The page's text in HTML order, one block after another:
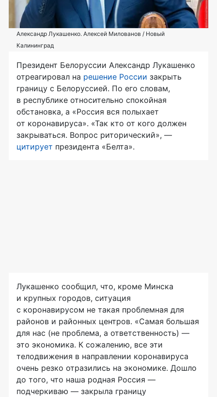
Александр Лукашенко. Алексей Милованов / Новый
Калининград
Президент Белоруссии Александр Лукашенко
отреагировал на решение России закрыть
границу с Белоруссией. По его словам,
в республике относительно спокойная
обстановка, а «Россия вся полыхает
от коронавируса». «Так кто от кого должен
закрываться. Вопрос риторический», —
цитирует президента «Белта».
Лукашенко сообщил, что, кроме Минска
и крупных городов, ситуация
с коронавирусом не такая проблемная для
районов и районных центров. «Самая большая
для нас (не проблема, а ответственность) —
это экономика. К сожалению, все эти
телодвижения в направлении коронавируса
очень резко отразились на экономике. Дошло
до того, что наша родная Россия —
подчеркиваю — закрыла границу